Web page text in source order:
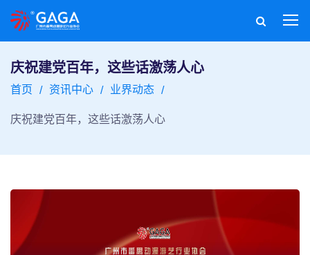
庆祝建党百年，这些话激荡人心
首页 资讯中心 业界动态
庆祝建党百年，这些话激荡人心